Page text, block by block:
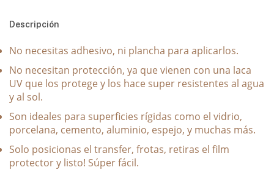
Descripción
No necesitas adhesivo, ni plancha para aplicarlos.
No necesitan protección, ya que vienen con una laca
UV que los protege y los hace super resistentes al agua
y al sol.
Son ideales para superficies rígidas como el vidrio,
porcelana, cemento, aluminio, espejo, y muchas más.
⁠Solo posicionas el transfer, frotas, retiras el film
protector y listo! Súper fácil.